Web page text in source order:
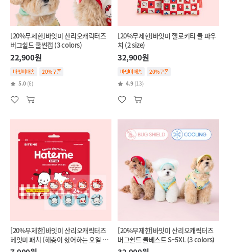
[20%무제한]바잇미 산리오캐릭터즈
버그쉴드 쿨썬캡 (3 colors)
22,900원
바잇미배송
20%쿠폰
5.0 (6)
[20%무제한]바잇미 헬로키티 쿨 파우
치 (2 size)
32,900원
바잇미배송
20%쿠폰
4.9 (13)
[20%무제한]바잇미 산리오캐릭터즈
헤잇미 패치 (해충이 싫어하는 오일 함
유)
[20%무제한]바잇미 산리오캐릭터즈
버그쉴드 쿨베스트 S~5XL (3 colors)